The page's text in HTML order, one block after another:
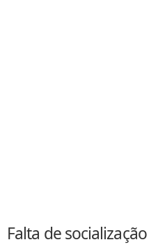
Falta de socialização